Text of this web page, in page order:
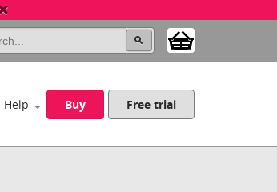
Help Buy Free trial